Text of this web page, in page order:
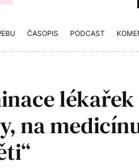
ČASOPIS PODCAST
lékařek
na